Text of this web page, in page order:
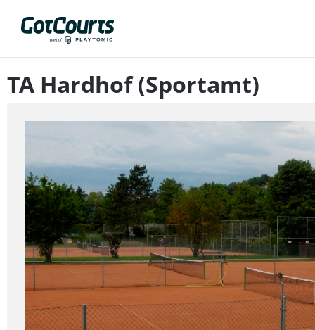
TA Hardhof (Sportamt)